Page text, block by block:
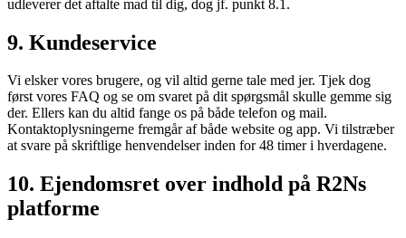
udleverer det aftalte mad til dig, dog jf. punkt 8.1.
9. Kundeservice
Vi elsker vores brugere, og vil altid gerne tale med jer. Tjek dog
først vores FAQ og se om svaret på dit spørgsmål skulle gemme sig
der. Ellers kan du altid fange os på både telefon og mail.
Kontaktoplysningerne fremgår af både website og app. Vi tilstræber
at svare på skriftlige henvendelser inden for 48 timer i hverdagene.
10. Ejendomsret over indhold på R2Ns
platforme